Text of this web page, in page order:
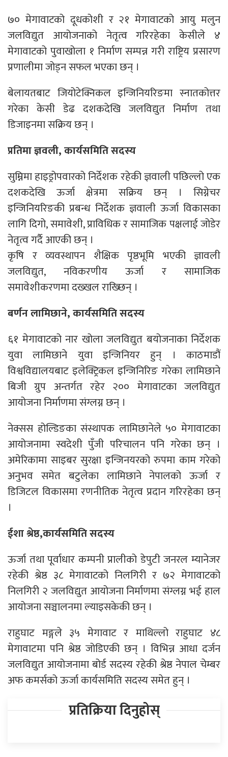
७० मेगावाटको दूधकोशी र २१ मेगावाटको आयु मलुन
जलविद्युत आयोजनाको नेतृत्व गरिरहेका केसीले ४
मेगावाटको पुवाखोला १ निर्माण सम्पन्न गरी राष्ट्रिय प्रसारण
प्रणालीमा जोड्न सफल भएका छन् ।
बेलायतबाट जियोटेक्निकल इन्जिनियरिङमा स्नातकोत्तर
गरेका केसी डेढ दशकदेखि जलविद्युत निर्माण तथा
डिजाइनमा सक्रिय छन् ।
प्रतिमा ज्ञवली, कार्यसमिति सदस्य
सुम्निमा हाइड्रोपवारको निर्देशक रहेकी ज्ञवाली पछिल्लो एक
दशकदेखि ऊर्जा क्षेत्रमा सक्रिय छन् । सिग्नेचर
इन्जिनियरिङकी प्रबन्ध निर्देशक ज्ञवाली ऊर्जा विकासका
लागि दिगो, समावेशी, प्राविधिक र सामाजिक पक्षलाई जोडेर
नेतृत्व गर्दै आएकी छन् ।
कृषि र व्यवस्थापन शैक्षिक पृष्ठभूमि भएकी ज्ञावली
जलविद्युत, नविकरणीय ऊर्जा र सामाजिक
समावेशीकरणमा दख्खल राख्छिन् ।
बर्णन लामिछाने, कार्यसमिति सदस्य
६१ मेगावाटको नार खोला जलविद्युत बयोजनाका निर्देशक
युवा लामिछाने युवा इन्जिनियर हुन् । काठमाडौं
विश्वविद्यालयबाट इलेक्ट्रिकल इन्जिनिरिङ गरेका लामिछाने
बिजी ग्रुप अन्तर्गत रहेर २०० मेगावाटका जलविद्युत
आयोजना निर्माणमा संग्लग्न छन् ।
नेक्सस होल्डिङका संस्थापक लामिछानेले ५० मेगावाटका
आयोजनामा स्वदेशी पुँजी परिचालन पनि गरेका छन् ।
अमेरिकामा साइबर सुरक्षा इन्जिनयरको रुपमा काम गरेको
अनुभव समेत बटुलेका लामिछाने नेपालको ऊर्जा र
डिजिटल विकासमा रणनीतिक नेतृत्व प्रदान गरिरहेका छन्
।
ईशा श्रेष्ठ,कार्यसमिति सदस्य
ऊर्जा तथा पूर्वाधार कम्पनी प्रालीको डेपुटी जनरल म्यानेजर
रहेकी श्रेष्ठ ३८ मेगावाटको निलगिरी र ७२ मेगावाटको
निलगिरी २ जलविद्युत आयोजना निर्माणमा संग्लग्न भई हाल
आयोजना सञ्चालनमा ल्याइसकेकी छन् ।
राहुघाट मङ्गले ३५ मेगावाट र माथिल्लो राहुघाट ४८
मेगावाटमा पनि श्रेष्ठ जोडिएकी छन् । विभिन्न आधा दर्जन
जलविद्युत आयोजनामा बोर्ड सदस्य रहेकी श्रेष्ठ नेपाल चेम्बर
अफ कमर्सको ऊर्जा कार्यसमिति सदस्य समेत हुन् ।
प्रतिक्रिया दिनुहोस्